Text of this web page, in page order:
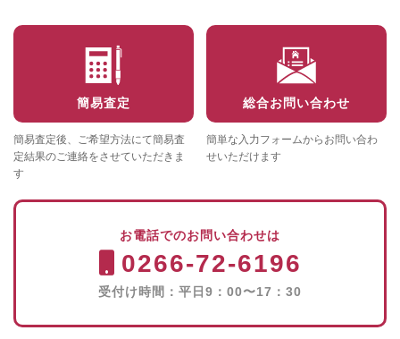
簡易査定
簡易査定後、ご希望方法にて簡易査
定結果のご連絡をさせていただきま
す
総合お問い合わせ
簡単な入力フォームからお問い合わ
せいただけます
お電話でのお問い合わせは
0266-72-6196
受付け時間：平日9：00〜17：30